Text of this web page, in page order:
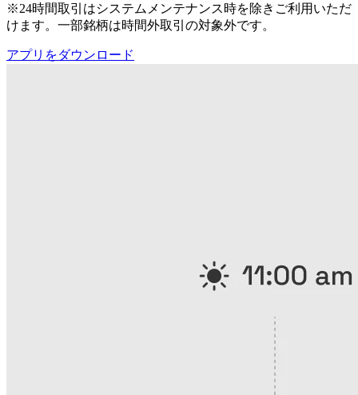
※24時間取引はシステムメンテナンス時を除きご利用いただ
けます。一部銘柄は時間外取引の対象外です。
アプリをダウンロード